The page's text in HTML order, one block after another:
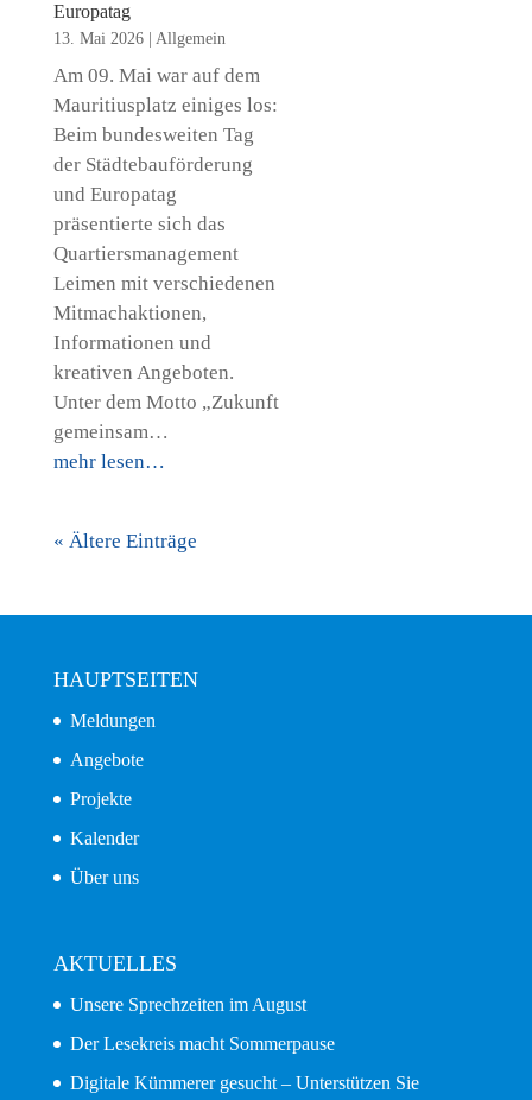
Europatag
13. Mai 2026| Allgemein
Am 09. Mai war auf dem
Mauritiusplatz einiges los:
Beim bundesweiten Tag
der Städtebauförderung
und Europatag
präsentierte sich das
Quartiersmanagement
Leimen mit verschiedenen
Mitmachaktionen,
Informationen und
kreativen Angeboten.
Unter dem Motto „Zukunft
gemeinsam…
mehr lesen…
« Ältere Einträge
HAUPTSEITEN
Meldungen
Angebote
Projekte
Kalender
Über uns
AKTUELLES
Unsere Sprechzeiten im August
Der Lesekreis macht Sommerpause
Digitale Kümmerer gesucht – Unterstützen Sie